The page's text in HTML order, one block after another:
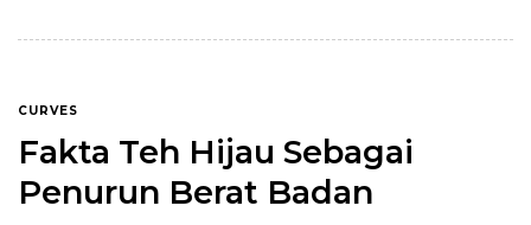
CURVES
Fakta Teh Hijau Sebagai
Penurun Berat Badan